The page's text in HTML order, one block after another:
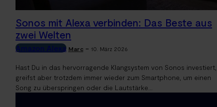
Sonos mit Alexa verbinden: Das Beste aus
zwei Welten
Amazon Alexa Marc - 10. März 2026
Hast Du in das hervorragende Klangsystem von Sonos investiert,
greifst aber trotzdem immer wieder zum Smartphone, um einen
Song zu überspringen oder die Lautstärke...